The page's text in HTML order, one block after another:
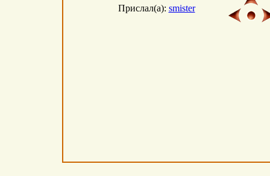
Прислал(а): smister